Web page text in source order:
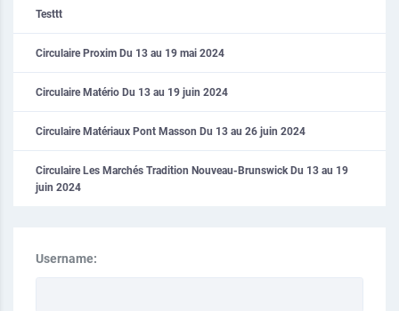
Testtt
Circulaire Proxim Du 13 au 19 mai 2024
Circulaire Matério Du 13 au 19 juin 2024
Circulaire Matériaux Pont Masson Du 13 au 26 juin 2024
Circulaire Les Marchés Tradition Nouveau-Brunswick Du 13 au 19
juin 2024
Username: